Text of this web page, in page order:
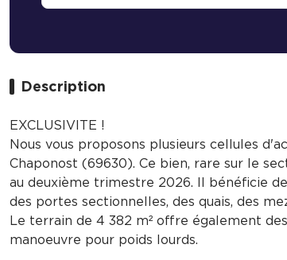
Description
EXCLUSIVITE !
Nous vous proposons plusieurs cellules
Chaponost (69630). Ce bien, rare sur le
au deuxième trimestre 2026. Il bénéficie
des portes sectionnelles, des quais, des
Le terrain de 4 382 m² offre également
manoeuvre pour poids lourds.